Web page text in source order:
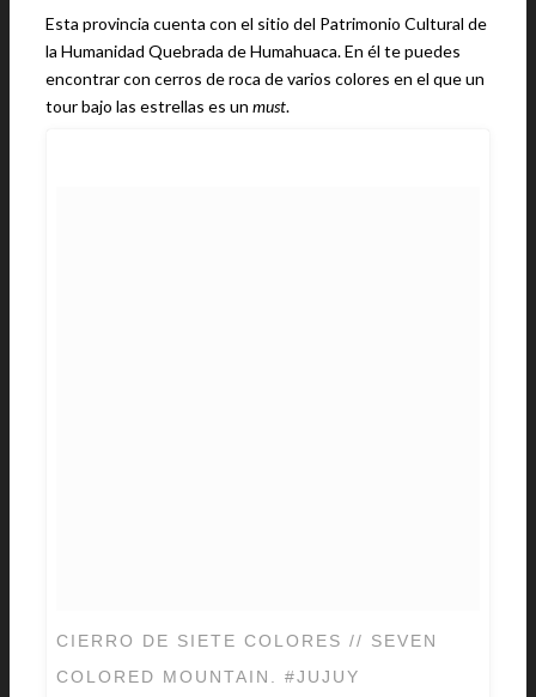
Esta provincia cuenta con el sitio del Patrimonio Cultural de
la Humanidad Quebrada de Humahuaca. En él te puedes
encontrar con cerros de roca de varios colores en el que un
tour bajo las estrellas es un must.
CIERRO DE SIETE COLORES // SEVEN
COLORED MOUNTAIN. #JUJUY